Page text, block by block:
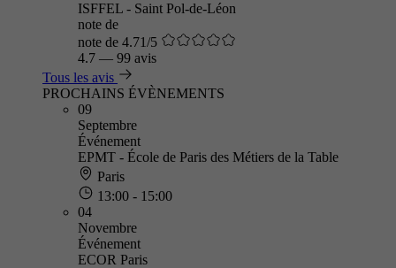
ISFFEL - Saint Pol-de-Léon
note de
note de 4.71/5
4.7 — 99 avis
Tous les avis
PROCHAINS ÉVÈNEMENTS
09
Septembre
Événement
EPMT - École de Paris des Métiers de la Table
Paris
13:00 - 15:00
04
Novembre
Événement
ECOR Paris